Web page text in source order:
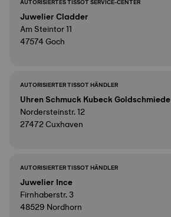
AUTORISIERTES TISSOT SERVICE-CENTER
Juwelier Cladder
Am Steintor 11
47574 Goch
AUTORISIERTER TISSOT HÄNDLER
Uhren Schmuck Kubeck Goldschmiede
Nordersteinstr. 12
27472 Cuxhaven
AUTORISIERTER TISSOT HÄNDLER
Juwelier Ince
Firnhaberstr. 3
48529 Nordhorn